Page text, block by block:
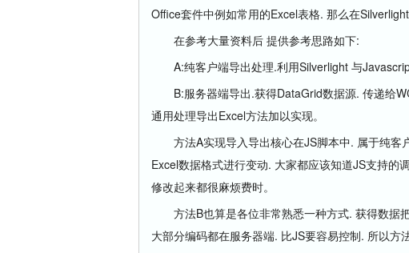
Office套件中例如常用的Excel表格. 那么在
在参考大量资料后 提供参考思路如下:
A:纯客户端导出处理.利用Silverlight 与
B:服务器端导出.获得DataGrid数据源. 传递给
通用处理导出Excel方法加以实现。
方法A实现导入导出核心在JS脚本中. 属于纯客
Excel数据格式进行变动. 大家都应该知道JS支持的
修改起来都很麻烦费时。
方法B也算是各位非常熟悉一种方式. 获得数据
大部分编码都在服务器端. 比JS要容易控制. 所以方